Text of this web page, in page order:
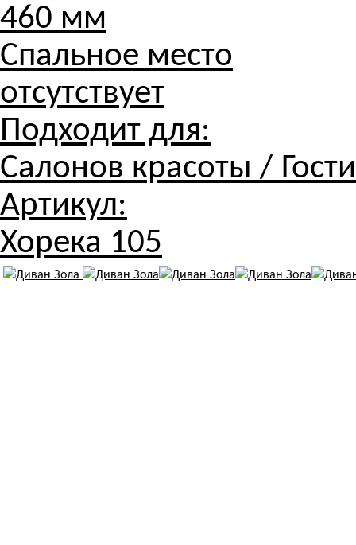
460 мм
Спальное место
отсутствует
Подходит для:
Салонов красоты /
Артикул:
Хорека 105